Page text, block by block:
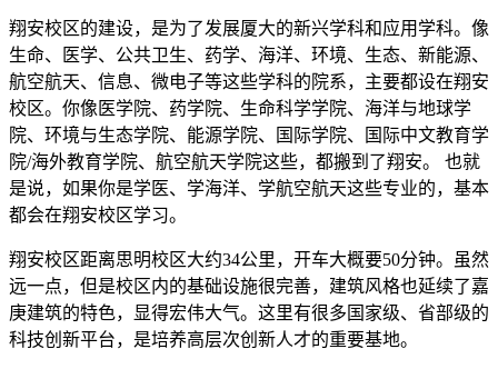
翔安校区的建设，是为了发展厦大的新兴学科和应用学科。像
生命、医学、公共卫生、药学、海洋、环境、生态、新能源、
航空航天、信息、微电子等这些学科的院系，主要都设在翔安
校区。你像医学院、药学院、生命科学学院、海洋与地球学
院、环境与生态学院、能源学院、国际学院、国际中文教育学
院/海外教育学院、航空航天学院这些，都搬到了翔安。 也就
是说，如果你是学医、学海洋、学航空航天这些专业的，基本
都会在翔安校区学习。
翔安校区距离思明校区大约34公里，开车大概要50分钟。虽然
远一点，但是校区内的基础设施很完善，建筑风格也延续了嘉
庚建筑的特色，显得宏伟大气。这里有很多国家级、省部级的
科技创新平台，是培养高层次创新人才的重要基地。